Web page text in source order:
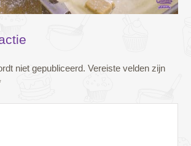
niet gepubliceerd. Vereiste velden zijn